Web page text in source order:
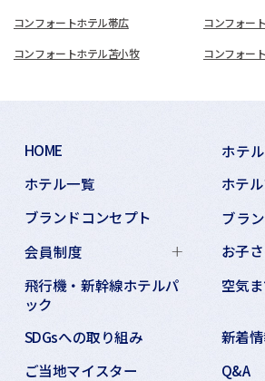
コンフォートホテル帯広 コンフォー
コンフォートホテル苫小牧 コンフォー
HOME
ホテ
ホテル一覧
ホテ
ブランドコンセプト
ブラ
会員制度
お子
飛行機・新幹線ホテルパ
ック
空気
SDGsへの取り組み
新着
ご当地マイスター
Q&A